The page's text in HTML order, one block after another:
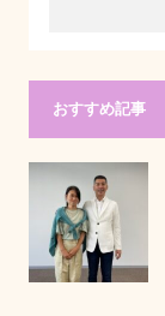
おすすめ記事